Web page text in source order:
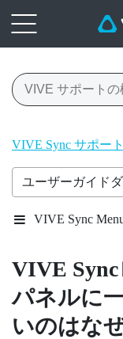
VIVE Sync サポー
ユーザーガイド
VIVE Sync
VIVE Sync
パネルに
いのはな